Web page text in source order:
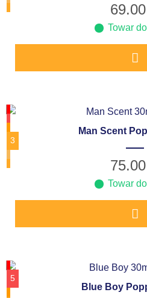
69.00
Towar
3
Man Scent
75.00
Towar
5
Blue Boy